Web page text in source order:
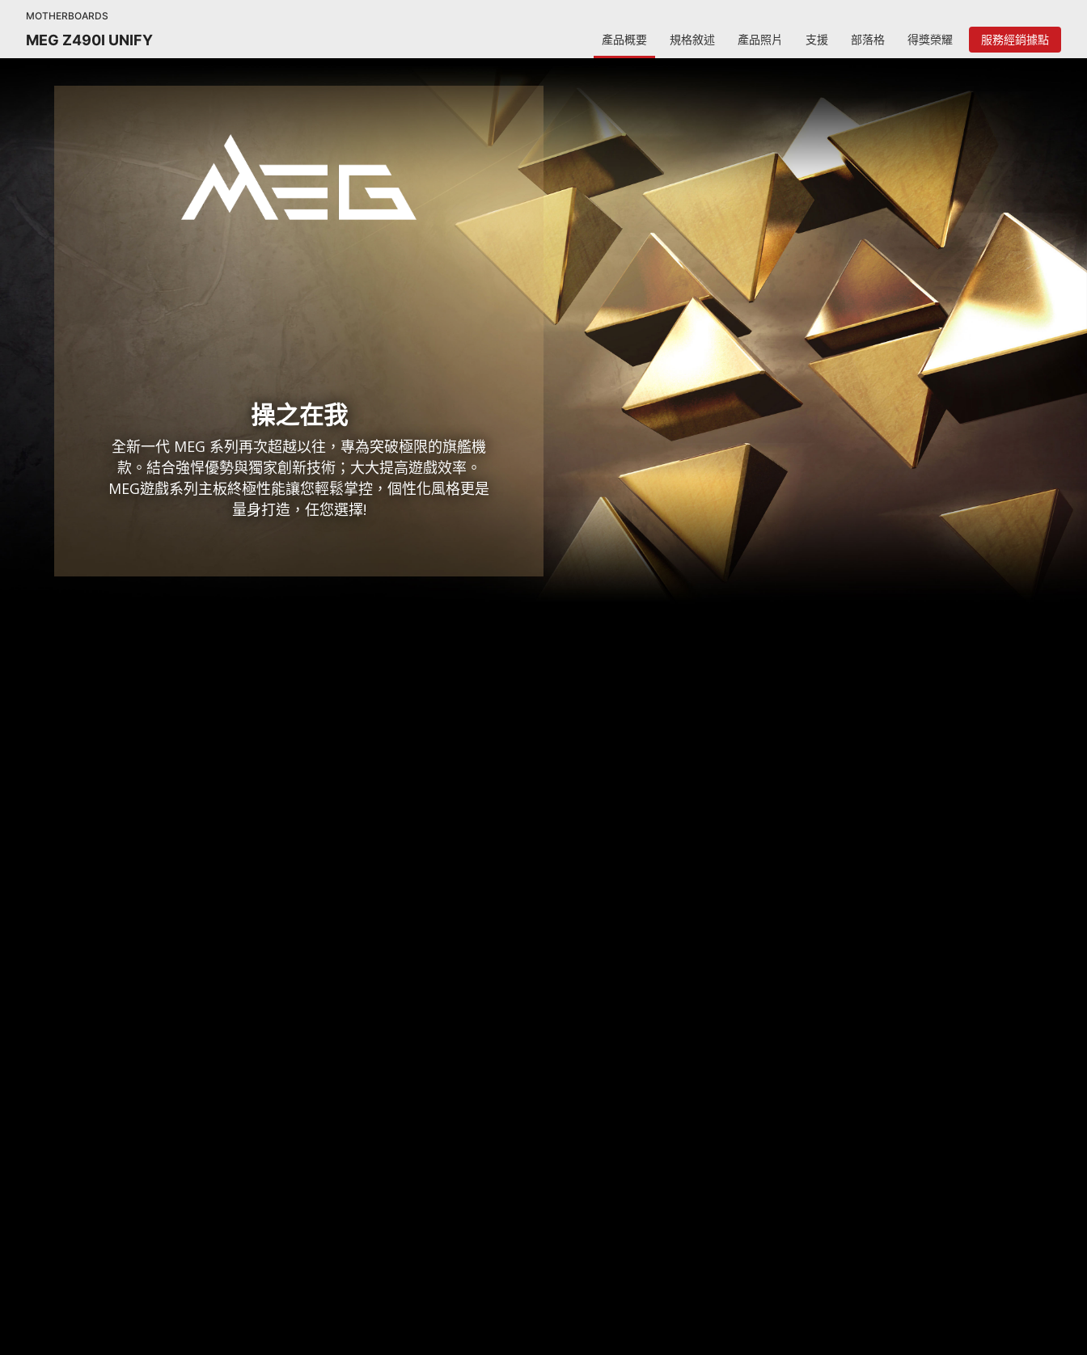
MOTHERBOARDS
MEG Z490I UNIFY 產品概要 規格敘述 產品照片 支援 部落格 得獎榮耀 服務經銷據點
操之在我
全新一代 MEG 系列再次超越以往，專為突破極限的旗艦機
款。結合強悍優勢與獨家創新技術；大大提高遊戲效率。
MEG遊戲系列主板終極性能讓您輕鬆掌控，個性化風格更是
量身打造，任您選擇!